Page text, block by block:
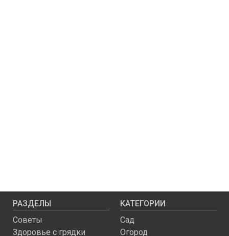
РАЗДЕЛЫ
Советы
Здоровье с грядки
КАТЕГОРИИ
Сад
Огород